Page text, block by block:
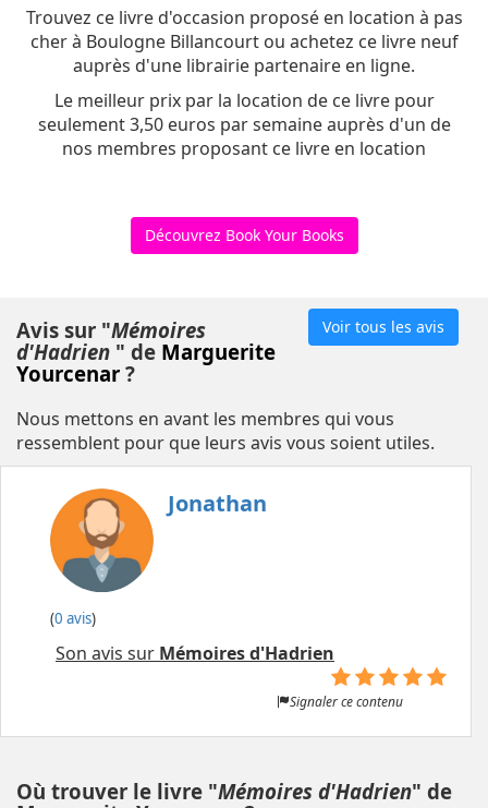
Trouvez ce livre d'occasion proposé en location à pas
cher à Boulogne Billancourt ou achetez ce livre neuf
auprès d'une librairie partenaire en ligne.
Le meilleur prix par la location de ce livre pour
seulement 3,50 euros par semaine auprès d'un de
nos membres proposant ce livre en location
Découvrez Book Your Books
Voir tous les avis
Avis sur "Mémoires
d'Hadrien " de Marguerite
Yourcenar ?
Nous mettons en avant les membres qui vous
ressemblent pour que leurs avis vous soient utiles.
Jonathan
(0 avis)
Son avis sur Mémoires d'Hadrien
Signaler ce contenu
Où trouver le livre "Mémoires d'Hadrien" de